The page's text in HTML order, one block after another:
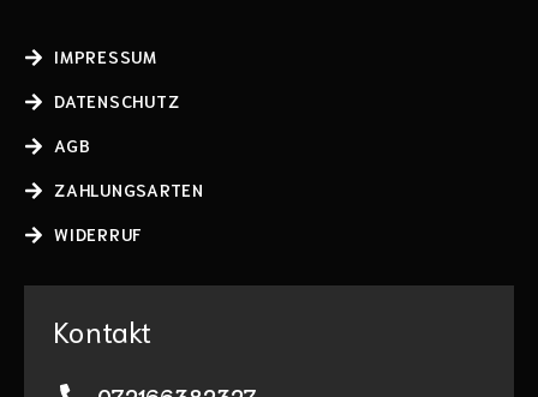
IMPRESSUM
DATENSCHUTZ
AGB
ZAHLUNGSARTEN
WIDERRUF
Kontakt